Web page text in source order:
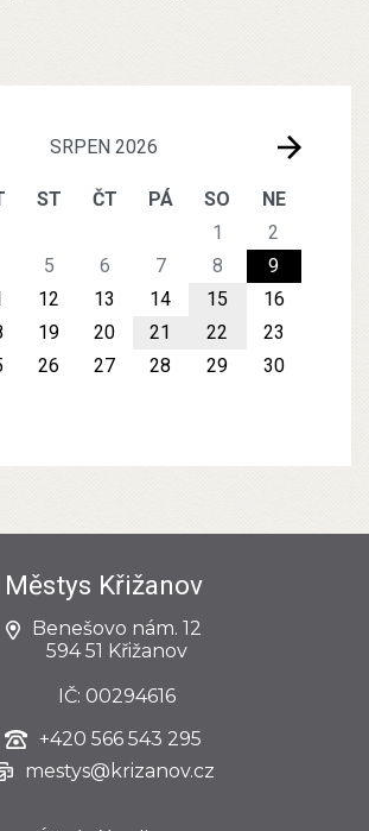
SRPEN 2026
ST ČT PÁ SO
NE
1
2
5 6 7 8
9
12 13 14 15
16
19 20 21 22
23
26 27 28 29
30
Městys Křižanov
Benešovo nám. 12
594 51 Křižanov
IČ: 00294616
+420 566 543 295
mestys@krizanov.cz